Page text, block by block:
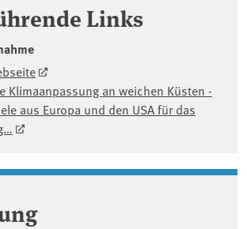
Links
Klimaanpassung an weichen Küsten -
aus Europa und den USA für das